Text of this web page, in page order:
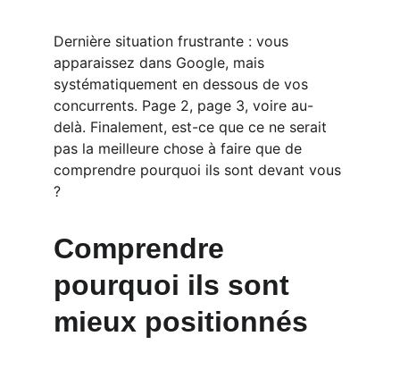
Dernière situation frustrante : vous
apparaissez dans Google, mais
systématiquement en dessous de vos
concurrents. Page 2, page 3, voire au-
delà. Finalement, est-ce que ce ne serait
pas la meilleure chose à faire que de
comprendre pourquoi ils sont devant vous
?
Comprendre
pourquoi ils sont
mieux positionnés